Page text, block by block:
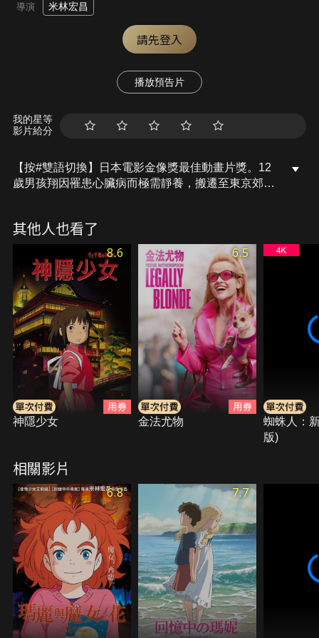
導演 米林宏昌
請先登入
播放預告片
我的星等
影片給分
【按#雙語切換】日本電影金像獎最佳動畫片獎。12
歲男孩翔因罹患心臟病而極需靜養，搬遷至東京郊外
住在老宅地板下，每天穿梭在細縫中，與蟑螂螞蟻為
伍，人類常常使用的生活用品，對他們而言可用上一
年半載，唯一的規則就是不能讓人類發現。 14歲來
自小小人族的女孩艾莉緹，對世界充滿好奇，她終於
得到父親的允許體驗「借東西」的冒險，但首次行動
就被翔發現！本來小小人若被人類發現意味著末日來
臨，但艾莉緹卻與翔建立出一份特別的感情。 到底這
段真摯而短暫的友誼，將會為他們的生命帶來怎樣的
改變呢？
其他人也看了
8.6
神隱少女
6.5
金法尤物
蜘蛛人：
版)
相關影片
6.8 7.7